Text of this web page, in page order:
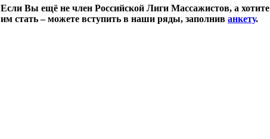
Если Вы ещё не член Российской Лиги Массажистов, а хотите
им стать – можете вступить в наши ряды, заполнив анкету.